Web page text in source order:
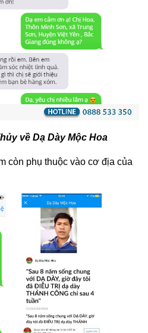
về Dạ Dày Mộc Hoa
còn phụ thuộc vào cơ địa của